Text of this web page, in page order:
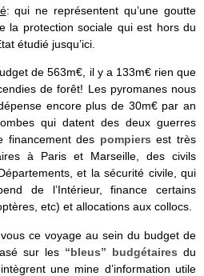
: qui ne représentent qu’une goutte
la protection sociale qui est hors du
étudié jusqu’ici.
de 563m€, il y a 133m€ rien que
de forêt! Les pyromanes nous
encore plus de 30m€ par an
qui datent des deux guerres
financement des pompiers est très
à Paris et Marseille, des civils
et la sécurité civile, qui
de l’Intérieur, finance certains
etc) et allocations aux collocs.
ce voyage au sein du budget de
sur les “bleus” budgétaires du
une mine d’information utile